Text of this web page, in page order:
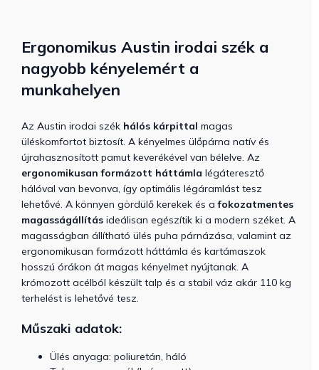
Ergonomikus Austin irodai szék a
nagyobb kényelemért a
munkahelyen
Az Austin irodai szék hálós kárpittal magas
üléskomfortot biztosít. A kényelmes ülőpárna natív és
újrahasznosított pamut keverékével van bélelve. Az
ergonomikusan formázott háttámla légáteresztő
hálóval van bevonva, így optimális légáramlást tesz
lehetővé. A könnyen gördülő kerekek és afokozatmentes
magasságállítás ideálisan egészítik ki a modern széket. A
magasságban állítható ülés puha párnázása, valamint az
ergonomikusan formázott háttámla és kartámaszok
hosszú órákon át magas kényelmet nyújtanak. A
krómozott acélból készült talp és a stabil váz akár 110 kg
terhelést is lehetővé tesz.
Műszaki adatok:
Ülés anyaga: poliuretán, háló